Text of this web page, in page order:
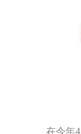
在今年4